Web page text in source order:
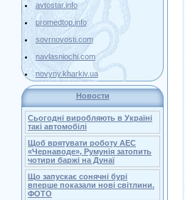
avtostar.info
promedtop.info
sovrnovosti.com
navlasniochi.com
novyny.kharkiv.ua
Новости
Сьогодні виробляють в Україні
такі автомобілі
Щоб врятувати роботу АЕС
«Чернаводе», Румунія затопить
чотири баржі на Дунаї
Що запускає сонячні бурі
вперше показали нові світлини.
ФОТО